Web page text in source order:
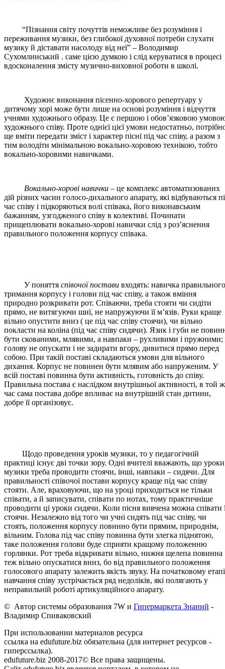
“Пізнання світу почуттів неможливе без розуміння і
переживання музики, без глибокої духовної потреби слухати
музику й діставати насолоду від неї” – Володимир
Сухомлинський . саме цією думкою і слід керуватися в процесі
вдосконалення змісту музично-виховної роботи в школі.
Художнє виконання пісенно-хорового репертуару у
дитячому хорі може бути лише на основі розуміння і відчуття
учнями художнього образу. Це є першою і обов’язковою
художнього співу. Проте однієї цієї умови недостатньо,
ще вміти передати зміст і характер пісні під час співу, а разом з
тим володіти мінімальною вокально-хоровою технікою, тобто
вокально-хоровими навичками.
Вокально-хорові навички – це комплекс автоматизованих
дій різних часин голосо-дихального апарату, які відбуваються
час співу і підкоряються волі співака, його виконавським
бажанням, узгодженого співу в колективі. Починати
прищеплювати вокально-хорові навички слід з роз’яснення
правильного положення корпусу співака.
У поняття співочої постави входять: навичка правильного
тримання корпусу і голови під час співу, а також вміння
природно розкривати рот. Співаючи, треба стояти чи сидіти
прямо, не витягуючи шиї, не напружуючи її м’язів. Руки краще
вільно опустити вниз ( це під час співу стоячи), чи вільно
покласти на коліна (під час співу сидячи). Язик і губи не
бути скованими, млявими, а навпаки – рухливими і пружними;
голову не опускати і не задирати вгору, дивитися прямо перед
собою. При такій поставі складаються умови для вільного
дихання. Корпус не повинен бути млявим або напруженим. У
всій поставі повинна бути активність, готовність до співу.
Правильна постава є наслідком внутрішньої активності, в той
час сама постава добре впливає на внутрішній стан дитини,
добре її організовує.
Щодо проведення уроків музики, то у педагогічній
практиці існує дві точки зору. Одні вчителі вважають, що уроки
музики треба проводити стоячи, інші, навпаки – сидячи. Для
правильності співочої постави корпусу краще під час співу
стояти. Але, враховуючи, що на уроці приходиться не тільки
співати, а й записувати, співати по нотах, тому практичніше
проводити ці уроки сидячи. Коли пісня вивчена можна співати
стоячи. Незалежно від того чи учні сидять під час співу, чи
стоять, положення корпусу повинно бути прямим, природнім,
вільним. Голова під час співу повинна бути злегка піднятою,
таке положення голови буде сприяти кращому положенню
горлянки. Рот треба відкривати вільно, нижня щелепа повинна
теж вільно опускатися вниз, бо від правильного положення
голосового апарату залежить якість звуку. На початковому етапі
навчання співу зустрічається ряд недоліків, які полягають у
неправильній роботі артикуляційного апарату.
© Автор системы образования 7W и Гипермаркета Знаний -
Владимир Спиваковский
При использовании материалов ресурса
ссылка на edufuture.biz обязательна (для интернет ресурсов -
гиперссылка).
edufuture.biz 2008-2017© Все права защищены.